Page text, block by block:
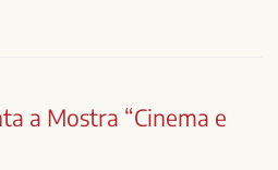
a Mostra “Cinema e